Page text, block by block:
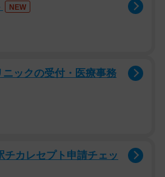
NEW
ックの受付・医療事務
カレセプト申請チェッ